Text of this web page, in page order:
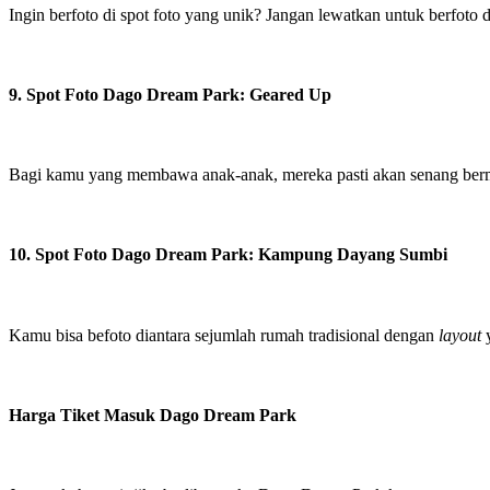
Ingin berfoto di spot foto yang unik? Jangan lewatkan untuk berfoto
9. Spot Foto Dago Dream Park: Geared Up
Bagi kamu yang membawa anak-anak, mereka pasti akan senang
10. Spot Foto Dago Dream Park: Kampung Dayang Sumbi
Kamu bisa befoto diantara sejumlah rumah tradisional dengan layout
Harga Tiket Masuk Dago Dream Park